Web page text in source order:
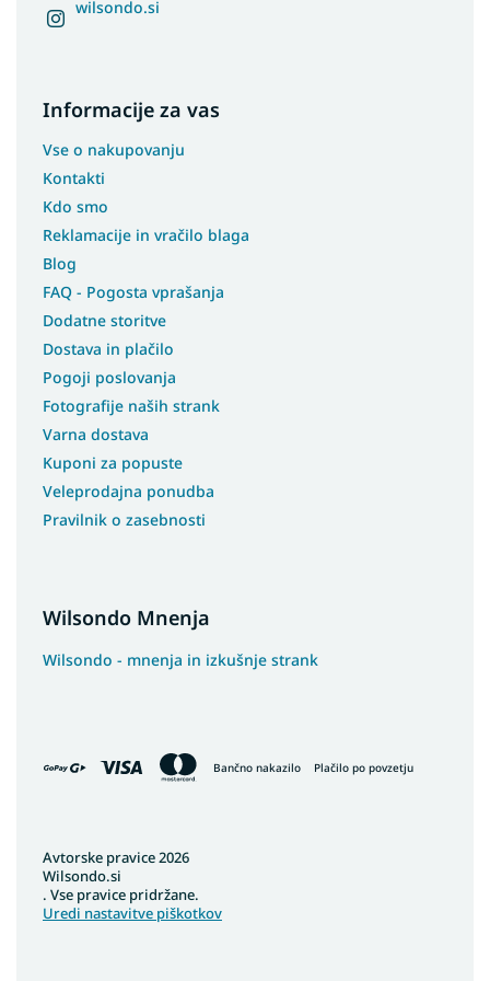
Preproge 250x350
Preproge 133x190
Preproge 240x305
Preproge 133x195
Preproge 150x80
wilsondo.si
Informacije za vas
Vse o nakupovanju
Kontakti
Kdo smo
Reklamacije in vračilo blaga
Blog
FAQ - Pogosta vprašanja
Dodatne storitve
Dostava in plačilo
Pogoji poslovanja
Fotografije naših strank
Varna dostava
Kuponi za popuste
Veleprodajna ponudba
Pravilnik o zasebnosti
Wilsondo Mnenja
Wilsondo - mnenja in izkušnje strank
Bančno nakazilo Plačilo po povzetju
Avtorske pravice 2026
Wilsondo.si
. Vse pravice pridržane.
Uredi nastavitve piškotkov